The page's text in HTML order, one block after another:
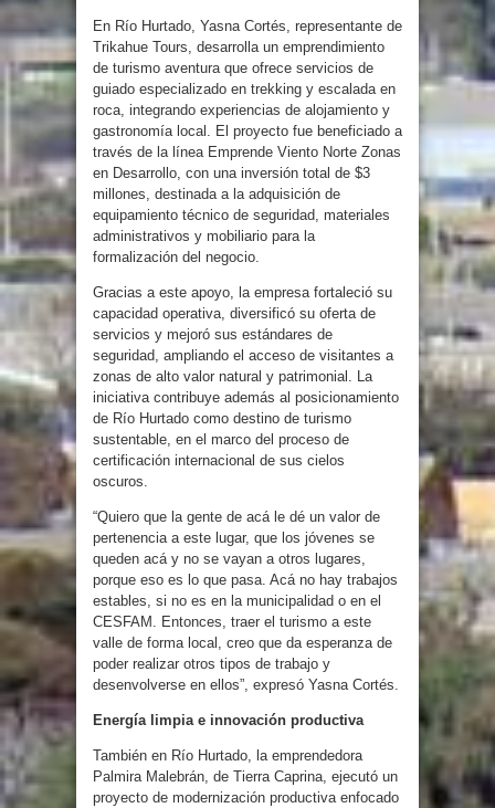
En Río Hurtado, Yasna Cortés, representante de
Trikahue Tours, desarrolla un emprendimiento
de turismo aventura que ofrece servicios de
guiado especializado en trekking y escalada en
roca, integrando experiencias de alojamiento y
gastronomía local. El proyecto fue beneficiado a
través de la línea Emprende Viento Norte Zonas
en Desarrollo, con una inversión total de $3
millones, destinada a la adquisición de
equipamiento técnico de seguridad, materiales
administrativos y mobiliario para la
formalización del negocio.
Gracias a este apoyo, la empresa fortaleció su
capacidad operativa, diversificó su oferta de
servicios y mejoró sus estándares de
seguridad, ampliando el acceso de visitantes a
zonas de alto valor natural y patrimonial. La
iniciativa contribuye además al posicionamiento
de Río Hurtado como destino de turismo
sustentable, en el marco del proceso de
certificación internacional de sus cielos
oscuros.
“Quiero que la gente de acá le dé un valor de
pertenencia a este lugar, que los jóvenes se
queden acá y no se vayan a otros lugares,
porque eso es lo que pasa. Acá no hay trabajos
estables, si no es en la municipalidad o en el
CESFAM. Entonces, traer el turismo a este
valle de forma local, creo que da esperanza de
poder realizar otros tipos de trabajo y
desenvolverse en ellos”, expresó Yasna Cortés.
Energía limpia e innovación productiva
También en Río Hurtado, la emprendedora
Palmira Malebrán, de Tierra Caprina, ejecutó un
proyecto de modernización productiva enfocado